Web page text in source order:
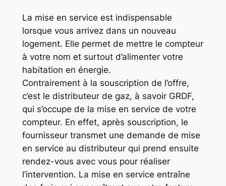
La mise en service est indispensable
lorsque vous arrivez dans un nouveau
logement. Elle permet de mettre le compteur
à votre nom et surtout d’alimenter votre
habitation en énergie.
Contrairement à la souscription de l’offre,
c’est le distributeur de gaz, à savoir GRDF,
qui s’occupe de la mise en service de votre
compteur. En effet, après souscription, le
fournisseur transmet une demande de mise
en service au distributeur qui prend ensuite
rendez-vous avec vous pour réaliser
l’intervention. La mise en service entraîne